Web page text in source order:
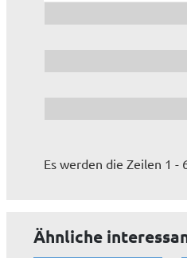
Es werden die Zeilen 1 -
Ähnliche